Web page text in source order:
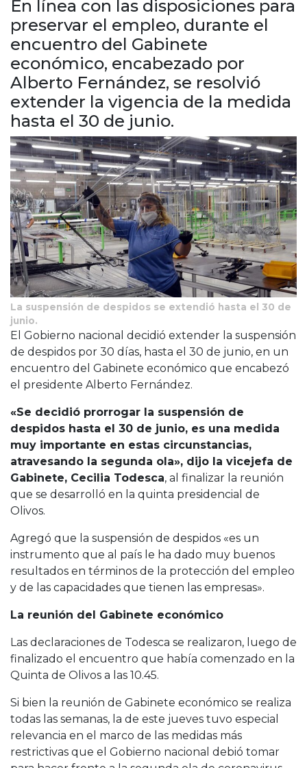
Cruz del Eje
Corredor de Ansenuza
La Carlota y zona
Laboulaye y sur
Bell Ville
Río Tercero
Despeñaderos
En línea con las disposiciones para
preservar el empleo, durante el
encuentro del Gabinete
económico, encabezado por
Alberto Fernández, se resolvió
extender la vigencia de la medida
hasta el 30 de junio.
La suspensión de despidos se extendió hasta el 30 de
junio.
El Gobierno nacional decidió extender la suspensión
de despidos por 30 días, hasta el 30 de junio, en un
encuentro del Gabinete económico que encabezó
el presidente Alberto Fernández.
«Se decidió prorrogar la suspensión de
despidos hasta el 30 de junio, es una medida
muy importante en estas circunstancias,
atravesando la segunda ola», dijo la vicejefa de
Gabinete, Cecilia Todesca, al finalizar la reunión
que se desarrolló en la quinta presidencial de
Olivos.
Agregó que la suspensión de despidos «es un
instrumento que al país le ha dado muy buenos
resultados en términos de la protección del empleo
y de las capacidades que tienen las empresas».
La reunión del Gabinete económico
Las declaraciones de Todesca se realizaron, luego de
finalizado el encuentro que había comenzado en la
Quinta de Olivos a las 10.45.
Si bien la reunión de Gabinete económico se realiza
todas las semanas, la de este jueves tuvo especial
relevancia en el marco de las medidas más
restrictivas que el Gobierno nacional debió tomar